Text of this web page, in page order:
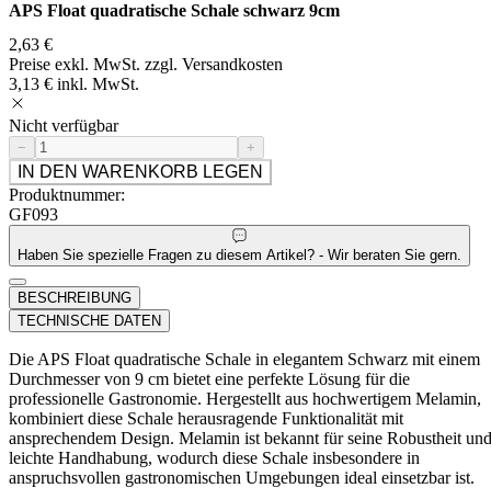
APS Float quadratische Schale schwarz 9cm
2,63 €
Preise exkl. MwSt. zzgl. Versandkosten
3,13 € inkl. MwSt.
Nicht verfügbar
− +
IN DEN WARENKORB LEGEN
Produktnummer:
GF093
Haben Sie spezielle Fragen zu diesem Artikel? - Wir beraten Sie gern.
BESCHREIBUNG
TECHNISCHE DATEN
Die APS Float quadratische Schale in elegantem Schwarz mit einem
Durchmesser von 9 cm bietet eine perfekte Lösung für die
professionelle Gastronomie. Hergestellt aus hochwertigem Melamin,
kombiniert diese Schale herausragende Funktionalität mit
ansprechendem Design. Melamin ist bekannt für seine Robustheit und
leichte Handhabung, wodurch diese Schale insbesondere in
anspruchsvollen gastronomischen Umgebungen ideal einsetzbar ist.